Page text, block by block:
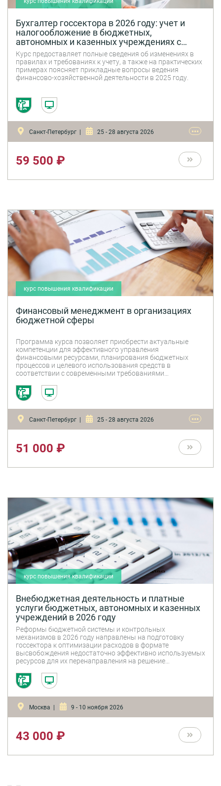
Бухгалтер госсектора в 2026 году: учет и
налогообложение в бюджетных,
автономных и казенных учреждениях с
учетом последних изменений
Курс предоставляет полные сведения об изменениях в
правилах и требованиях к учету, а также на практических
примерах поясняет прикладные вопросы ведения
финансово-хозяйственной деятельности в 2025 году.
Санкт-Петербург | 25 - 28 августа 2026 •••
59 500 ₽
курс повышения квалификации
Финансовый менеджмент в организациях
бюджетной сферы
Программа курса позволяет приобрести актуальные
компетенции для эффективного управления
финансовыми ресурсами, планирования бюджетных
процессов и целевого использования средств в
соответствии с современными требованиями
Санкт-Петербург | 25 - 28 августа 2026 •••
51 000 ₽
курс повышения квалификации
Внебюджетная деятельность и платные
услуги бюджетных, автономных и казенных
учреждений в 2026 году
Реформы бюджетной системы и контрольных
механизмов в 2026 году направлены на подготовку
госсектора к оптимизации расходов в формате
высвобождения недостаточно эффективно используемых
ресурсов для их перенаправления на решение
исполнять дополнительные меры по обеспечению
прозрачности и эффективности расходов (в первую
Москва | 9 - 10 ноября 2026
43 000 ₽